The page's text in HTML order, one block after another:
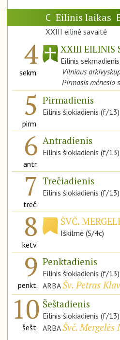
C Eilinis laikas
XXIII eilinė savaitė
4
sekm.
XXIII EILINIS
Eilinis
Vilniaus
Pirmasis mėnesio
5
pirm.
Pirmadienis
Eilinis šiokiadienis (f/13)
6
antr.
Antradienis
Eilinis šiokiadienis (f/13)
7
treč.
Trečiadienis
Eilinis šiokiadienis (f/13)
8
ketv.
ŠVČ.
Iškilmė (S/4c)
9
penkt.
Penktadienis
Eilinis šiokiadienis (f/13)
ARBAŠv. Petras
10
šešt.
Šeštadienis
Eilinis šiokiadienis (f/13)
ARBAŠvč.